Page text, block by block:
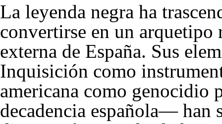
La leyenda negra ha
convertirse en un arquetipo
externa de España. Sus
Inquisición como
americana como genocidio
decadencia española— han